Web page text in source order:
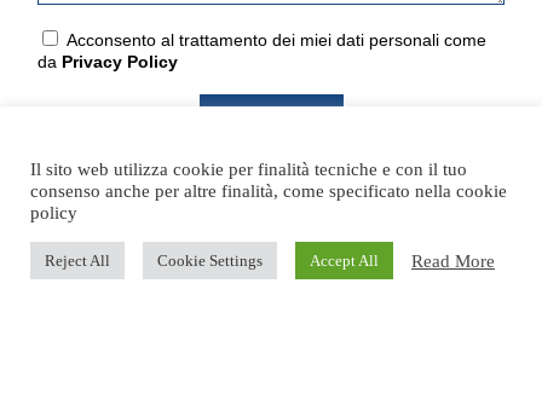
Acconsento al trattamento dei miei dati personali come
da Privacy Policy
Silver Space è parte di
Il sito web utilizza cookie per finalità tecniche e con il tuo
consenso anche per altre finalità, come specificato nella cookie
policy
Reject All Cookie Settings Accept All Read More